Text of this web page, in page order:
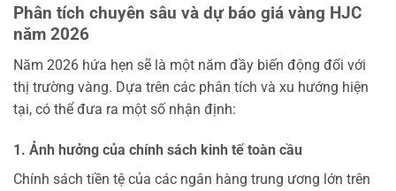
Phân tích chuyên sâu và dự báo giá vàng HJC
năm 2026
Năm 2026 hứa hẹn sẽ là một năm đầy biến động đối với
thị trường vàng. Dựa trên các phân tích và xu hướng hiện
tại, có thể đưa ra một số nhận định:
1. Ảnh hưởng của chính sách kinh tế toàn cầu
Chính sách tiền tệ của các ngân hàng trung ương lớn trên